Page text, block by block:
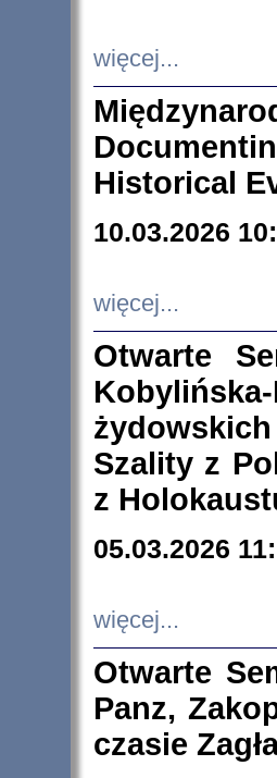
więcej...
Historical
10.03.2026
więcej...
Otwarte
Szality z
z
05.03.2026
więcej...
Otwarte
Panz,
czasie